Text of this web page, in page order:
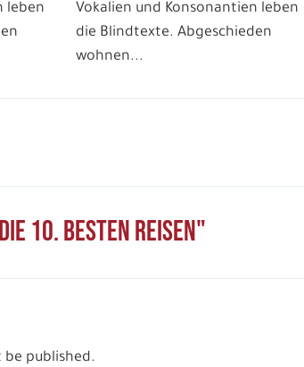
WhatsApp
leben
Vokalien und Konsonantien leben
die Blindtexte. Abgeschieden
wohnen...
10. besten Reisen"
be published.